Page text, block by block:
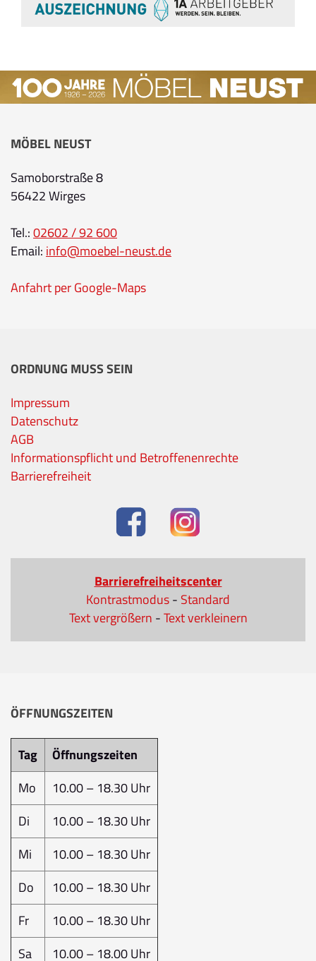
MÖBEL NEUST
Samoborstraße 8
56422 Wirges
Tel.:02602 / 92 600
Email: info@moebel-neust.de
Anfahrt per Google-Maps
ORDNUNG MUSS SEIN
Impressum
Datenschutz
AGB
Informationspflicht und Betroffenenrechte
Barrierefreiheit
Barrierefreiheitscenter
Kontrastmodus- Standard
Text vergrößern -Text verkleinern
ÖFFNUNGSZEITEN
Tag
Öffnungszeiten
Mo
10.00 – 18.30 Uhr
Di
10.00 – 18.30 Uhr
Mi
10.00 – 18.30 Uhr
Do
10.00 – 18.30 Uhr
Fr
10.00 – 18.30 Uhr
Sa
10.00 – 18.00 Uhr